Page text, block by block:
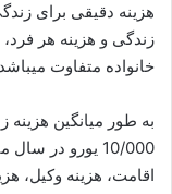
هزینه دقیقی برای
زندگی و هزینه هر
خانواده متفاوت
10/000 یورو در
اقامت، هزینه وکیل،